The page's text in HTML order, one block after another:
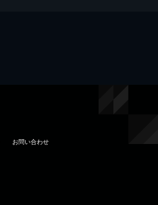
お問い合わせ